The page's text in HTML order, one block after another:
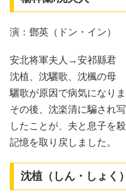
演：鄧英（ドン・イン）
安北将軍夫人→安祁縣君
沈植、沈驪歌、沈楓の母
驪歌が原因で病気になり
その後、沈楽清に騙され
したことが、夫と息子を
記憶を取り戻しました。
沈植（しん・しょく）